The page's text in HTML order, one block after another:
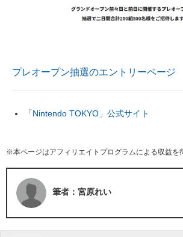
プレオープン抽選のエントリーページ
「Nintendo TOKYO」公式サイト
※本ページはアフィリエイトプログラムによる収益を
筆者：宮原れい